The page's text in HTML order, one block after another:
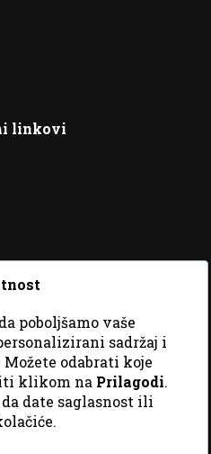
linkovi
DizajnGordonDM
poboljšamo vaše
sadržaj i
odabrati koje
klikom na Prilagodi.
da date saglasnost ili